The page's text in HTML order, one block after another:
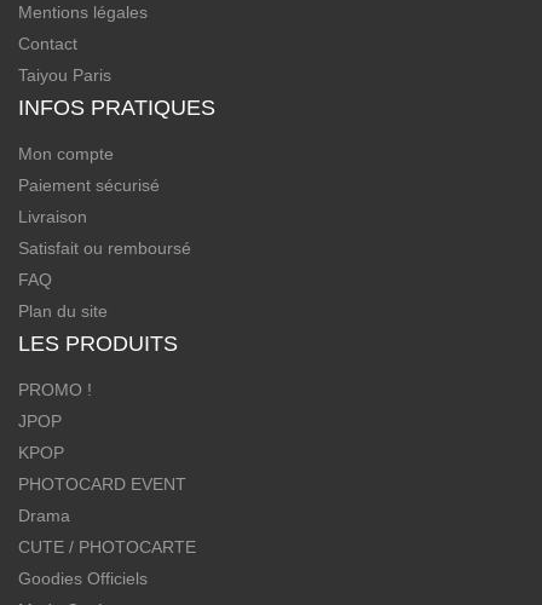
Mentions légales
Contact
Taiyou Paris
INFOS PRATIQUES
Mon compte
Paiement sécurisé
Livraison
Satisfait ou remboursé
FAQ
Plan du site
LES PRODUITS
PROMO !
JPOP
KPOP
PHOTOCARD EVENT
Drama
CUTE / PHOTOCARTE
Goodies Officiels